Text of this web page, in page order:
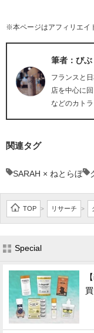
※本ページはアフィリエイ
筆者：び
フランスと
店を中心に
などのカト
関連タグ
SARAH × ねとらぼ
TOP > リサーチ >
Special